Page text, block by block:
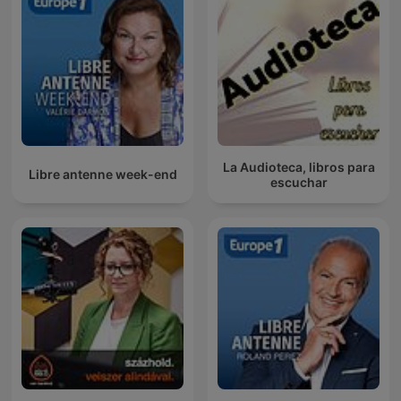
Libre antenne week-end
La Audioteca, libros para
escuchar